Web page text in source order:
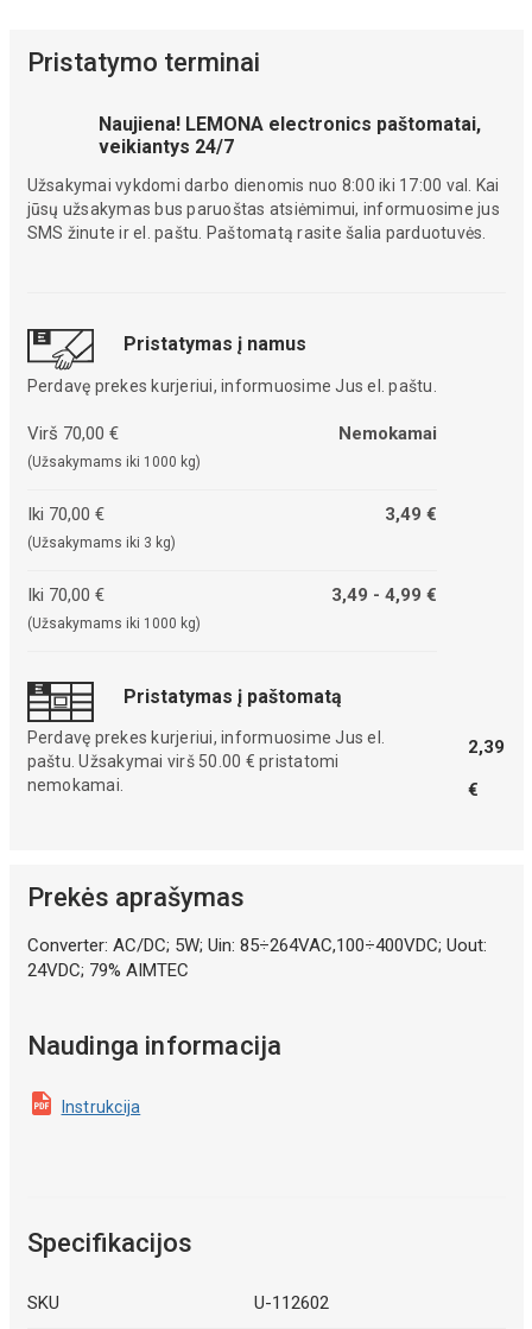
Pristatymo terminai
Naujiena! LEMONA electronics paštomatai,
veikiantys 24/7
Užsakymai vykdomi darbo dienomis nuo 8:00 iki 17:00 val. Kai
jūsų užsakymas bus paruoštas atsiėmimui, informuosime jus
SMS žinute ir el. paštu. Paštomatą rasite šalia parduotuvės.
Pristatymas į namus
Perdavę prekes kurjeriui, informuosime Jus el. paštu.
Virš 70,00 €
(Užsakymams iki 1000 kg)
Nemokamai
Iki 70,00 €
(Užsakymams iki 3 kg)
3,49 €
Iki 70,00 €
(Užsakymams iki 1000 kg)
3,49 - 4,99 €
Pristatymas į paštomatą
Perdavę prekes kurjeriui, informuosime Jus el.
paštu. Užsakymai virš 50.00 € pristatomi
nemokamai.
2,39
€
Prekės aprašymas
Converter: AC/DC; 5W; Uin: 85÷264VAC,100÷400VDC; Uout:
24VDC; 79% AIMTEC
Naudinga informacija
Instrukcija
Specifikacijos
SKU U-112602